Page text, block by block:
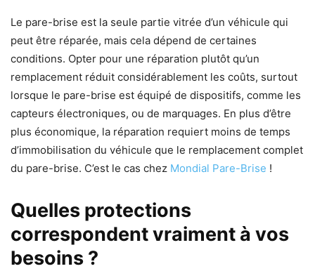
Le pare-brise est la seule partie vitrée d’un véhicule qui
peut être réparée, mais cela dépend de certaines
conditions. Opter pour une réparation plutôt qu’un
remplacement réduit considérablement les coûts, surtout
lorsque le pare-brise est équipé de dispositifs, comme les
capteurs électroniques, ou de marquages. En plus d’être
plus économique, la réparation requiert moins de temps
d’immobilisation du véhicule que le remplacement complet
du pare-brise. C’est le cas chez Mondial Pare-Brise !
Quelles protections
correspondent vraiment à vos
besoins ?